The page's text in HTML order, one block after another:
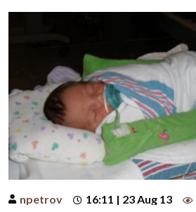
npetrov 16:11 | 23 Aug 13